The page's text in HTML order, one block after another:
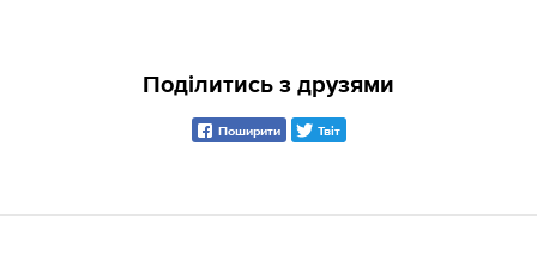
Поділитись з друзями
Поширити Твіт